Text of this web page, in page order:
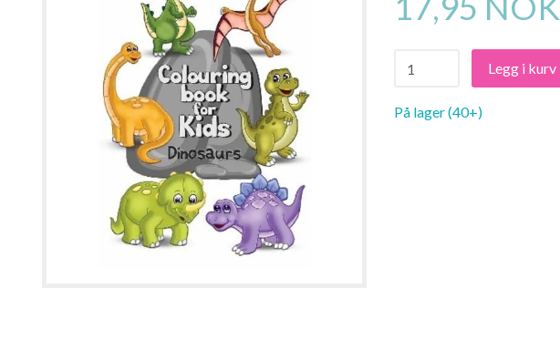
Legg i kurv
På lager (40+)